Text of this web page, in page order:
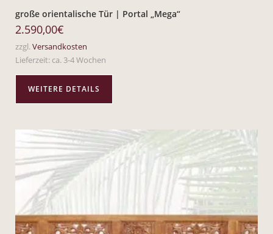
große orientalische Tür | Portal „Mega“
2.590,00€
zzgl.Versandkosten
Lieferzeit: ca. 3-4 Wochen
WEITERE DETAILS